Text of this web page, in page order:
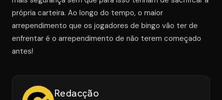
própria carteira. Ao longo do tempo, o maior
arrependimento que os jogadores de bingo vão ter de
enfrentar é o arrependimento de não terem começado
antes!
Redacção